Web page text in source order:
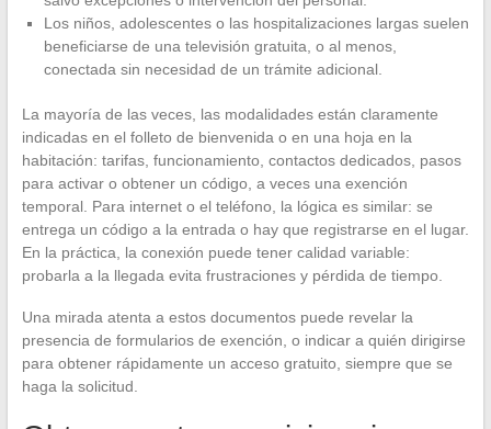
Los niños, adolescentes o las hospitalizaciones largas suelen
beneficiarse de una televisión gratuita, o al menos,
conectada sin necesidad de un trámite adicional.
La mayoría de las veces, las modalidades están claramente
indicadas en el folleto de bienvenida o en una hoja en la
habitación: tarifas, funcionamiento, contactos dedicados, pasos
para activar o obtener un código, a veces una exención
temporal. Para internet o el teléfono, la lógica es similar: se
entrega un código a la entrada o hay que registrarse en el lugar.
En la práctica, la conexión puede tener calidad variable:
probarla a la llegada evita frustraciones y pérdida de tiempo.
Una mirada atenta a estos documentos puede revelar la
presencia de formularios de exención, o indicar a quién dirigirse
para obtener rápidamente un acceso gratuito, siempre que se
haga la solicitud.